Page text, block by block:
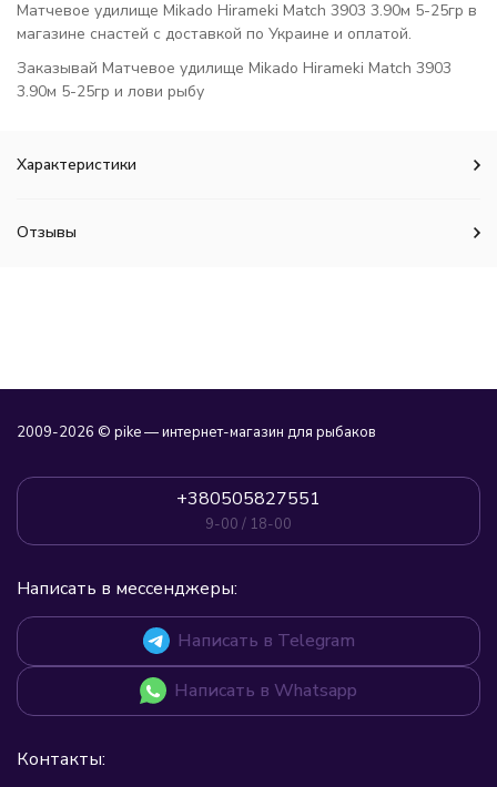
Матчевое удилище Mikado Hirameki Match 3903 3.90м 5-25гр в
магазине снастей с доставкой по Украине и оплатой.
Заказывай Матчевое удилище Mikado Hirameki Match 3903
3.90м 5-25гр и лови рыбу
Характеристики
Отзывы
2009-2026 © pike — интернет-магазин для рыбаков
+380505827551
9-00 / 18-00
Написать в мессенджеры:
Написать в Telegram
Написать в Whatsapp
Контакты: